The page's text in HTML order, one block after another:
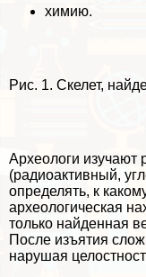
химию.
Рис. 1. Скелет,
Археологи изучают
(радиоактивный,
определять, к
археологическая
только найденная
После изъятия
нарушая